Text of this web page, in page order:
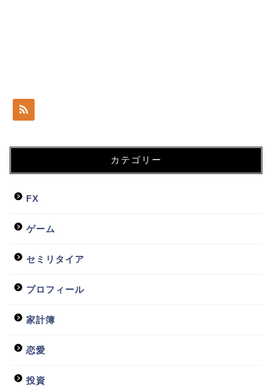
カテゴリー
FX
ゲーム
セミリタイア
プロフィール
家計簿
恋愛
投資